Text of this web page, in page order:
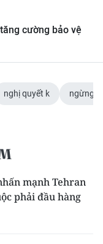
cường bảo vệ
nghị quyết k ngừng
mạnh Tehran
phải đầu hàng